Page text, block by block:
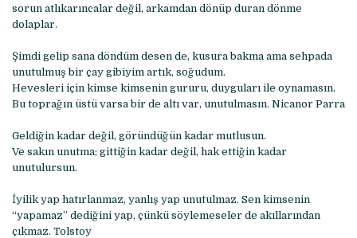
sorun atlıkarıncalar değil, arkamdan dönüp duran dönme
dolaplar.
Şimdi gelip sana döndüm desen de, kusura bakma ama sehpada
unutulmuş bir çay gibiyim artık, soğudum.
Hevesleri için kimse kimsenin gururu, duyguları ile oynamasın.
Bu toprağın üstü varsa bir de altı var, unutulmasın. Nicanor Parra
Geldiğin kadar değil, göründüğün kadar mutlusun.
Ve sakın unutma; gittiğin kadar değil, hak ettiğin kadar
unutulursun.
İyilik yap hatırlanmaz, yanlış yap unutulmaz. Sen kimsenin
“yapamaz” dediğini yap, çünkü söylemeseler de akıllarından
çıkmaz. Tolstoy